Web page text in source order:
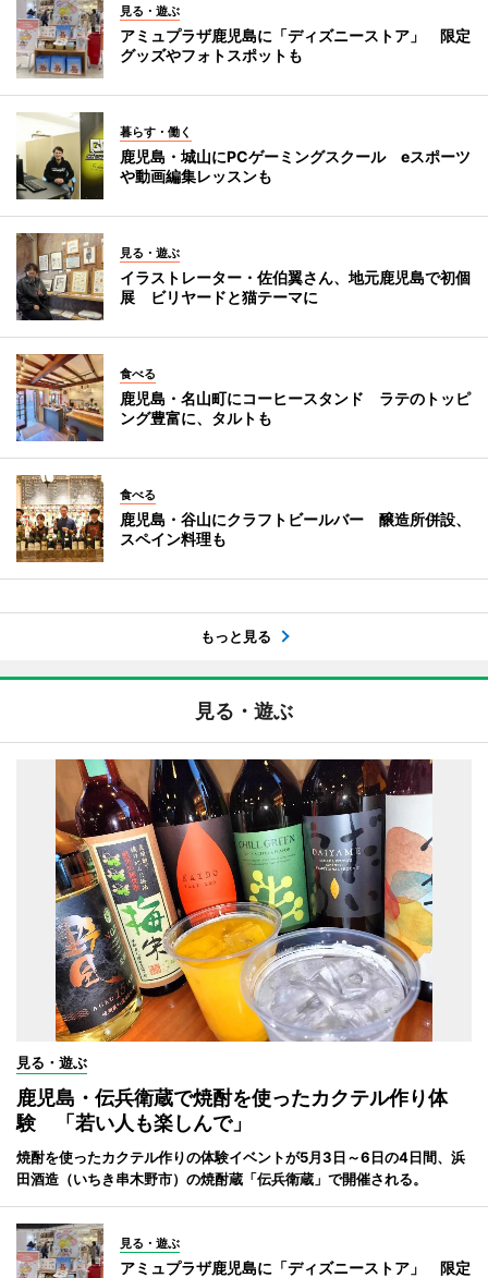
見る・遊ぶ
アミュプラザ鹿児島に「ディズニーストア」 限定
グッズやフォトスポットも
暮らす・働く
鹿児島・城山にPCゲーミングスクール eスポーツ
や動画編集レッスンも
見る・遊ぶ
イラストレーター・佐伯翼さん、地元鹿児島で初個
展 ビリヤードと猫テーマに
食べる
鹿児島・名山町にコーヒースタンド ラテのトッピ
ング豊富に、タルトも
食べる
鹿児島・谷山にクラフトビールバー 醸造所併設、
スペイン料理も
もっと見る
見る・遊ぶ
見る・遊ぶ
鹿児島・伝兵衛蔵で焼酎を使ったカクテル作り体
験 「若い人も楽しんで」
焼酎を使ったカクテル作りの体験イベントが5月3日～6日の4日間、浜
田酒造（いちき串木野市）の焼酎蔵「伝兵衛蔵」で開催される。
見る・遊ぶ
アミュプラザ鹿児島に「ディズニーストア」 限定